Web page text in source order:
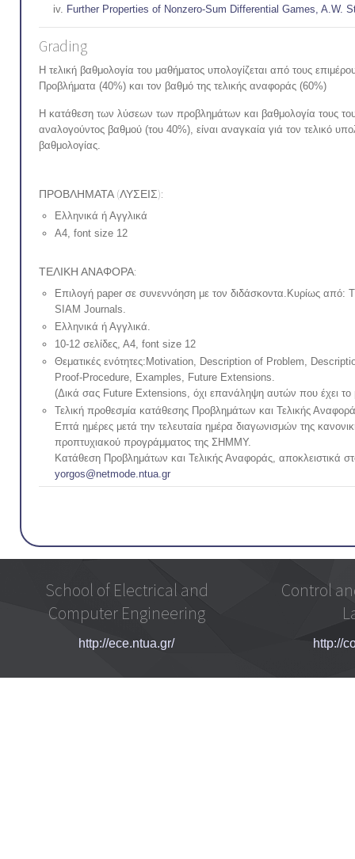
Further Properties of Nonzero-Sum Differential Games, A.W.
Grading
Η τελική βαθμολογία του μαθήματος υπολογίζεται από τους
Προβλήματα (40%) και τον βαθμό της τελικής αναφοράς (60%)
Η κατάθεση των λύσεων των προβλημάτων και βαθμολογία τους
αναλογούντος βαθμού (του 40%), είναι αναγκαία γιά τον τελικό
βαθμολογίας.
ΠΡΟΒΛΗΜΑΤΑ (ΛΥΣΕΙΣ):
Ελληνικά ή Αγγλικά
Α4, font size 12
ΤΕΛΙΚΗ ΑΝΑΦΟΡΑ:
Επιλογή paper σε συνεννόηση με τον διδάσκοντα.Κυρίως από:
SIAM Journals.
Ελληνικά ή Αγγλικά.
10-12 σελίδες, Α4, font size 12
Θεματικές ενότητες:Motivation, Description of Problem,
Proof-Procedure, Examples, Future Extensions.
(Δικά σας Future Extensions, όχι επανάληψη αυτών που έχει το
Τελική προθεσμία κατάθεσης Προβλημάτων και Τελικής
Επτά ημέρες μετά την τελευταία ημέρα διαγωνισμών της
προπτυχιακού προγράμματος της ΣΗΜΜΥ.
Κατάθεση Προβλημάτων και Τελικής Αναφοράς, αποκλειστικά
yorgos@netmode.ntua.gr
School of Electrical and
Computer Engineering
http://ece.ntua.gr/
Control
http://